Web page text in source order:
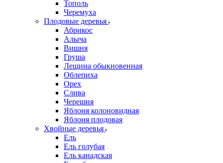
Тополь
Черемуха
Плодовые деревья
Абрикос
Алыча
Вишня
Груша
Лещина обыкновенная
Облепиха
Орех
Слива
Черешня
Яблоня колоновидная
Яблоня плодовая
Хвойные деревья
Ель
Ель голубая
Ель канадская